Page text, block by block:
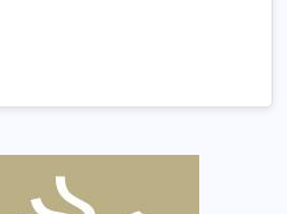
maratonów w
Mistrzostw Polski